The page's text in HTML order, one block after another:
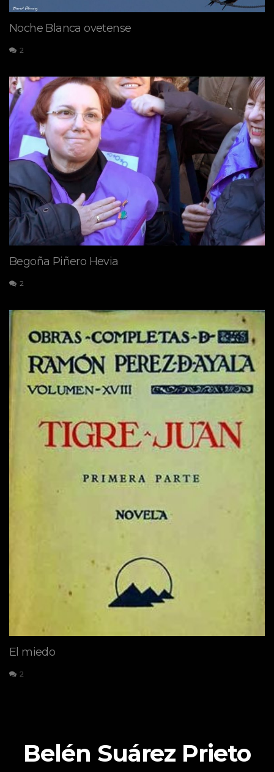
Noche Blanca ovetense
2
Begoña Piñero Hevia
2
El miedo
2
Belén Suárez Prieto